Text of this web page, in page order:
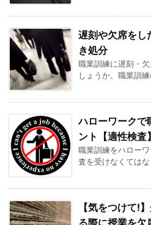
遅刻や欠席をし
き処分
職業訓練に遅刻・
しょうか。職業訓
ハローワークで
ント【適性検査】
職業訓練をハロー
査を受けなくては
【気をつけて!
る際に授業を欠